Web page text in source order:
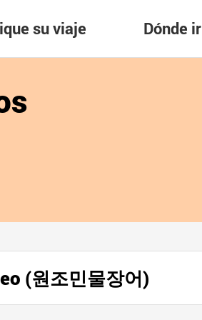
su viaje Dónde ir
(원조민물장어)